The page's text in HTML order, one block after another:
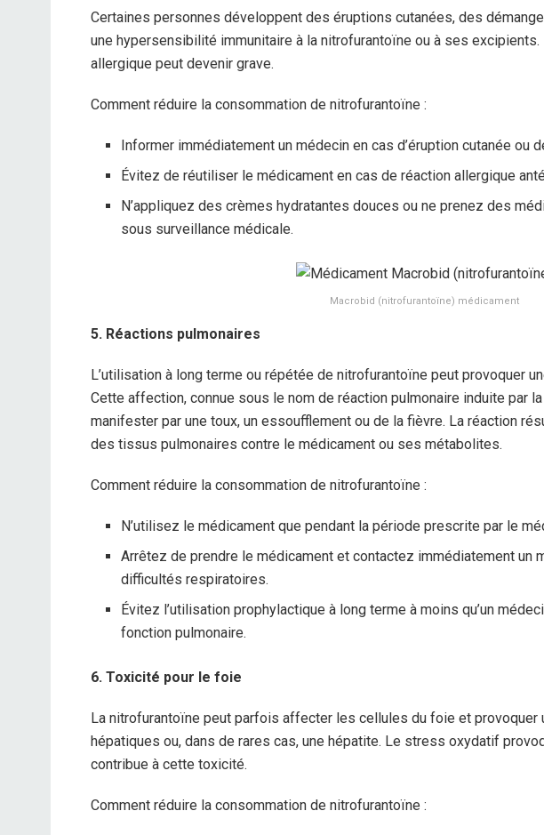
Certaines personnes développent des éruptions cutanées, des
une hypersensibilité immunitaire à la nitrofurantoïne ou à ses
allergique peut devenir grave.
Comment réduire la consommation de nitrofurantoïne :
Informer immédiatement un médecin en cas d’éruption cutanée ou
Évitez de réutiliser le médicament en cas de réaction allergique
N’appliquez des crèmes hydratantes douces ou ne prenez des
sous surveillance médicale.
Macrobid (nitrofurantoïne) médicament
5. Réactions pulmonaires
L’utilisation à long terme ou répétée de nitrofurantoïne peut provoquer
Cette affection, connue sous le nom de réaction pulmonaire induite par
manifester par une toux, un essoufflement ou de la fièvre. La réaction
des tissus pulmonaires contre le médicament ou ses métabolites.
Comment réduire la consommation de nitrofurantoïne :
N’utilisez le médicament que pendant la période prescrite par le
Arrêtez de prendre le médicament et contactez immédiatement un
difficultés respiratoires.
Évitez l’utilisation prophylactique à long terme à moins qu’un
fonction pulmonaire.
6. Toxicité pour le foie
La nitrofurantoïne peut parfois affecter les cellules du foie et provoquer
hépatiques ou, dans de rares cas, une hépatite. Le stress oxydatif
contribue à cette toxicité.
Comment réduire la consommation de nitrofurantoïne :